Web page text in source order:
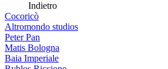
Indietro
Cocoricò
Altromondo studios
Peter Pan
Matis Bologna
Baia Imperiale